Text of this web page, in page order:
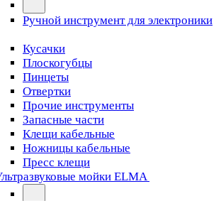
Ручной инструмент для электроники
Кусачки
Плоскогубцы
Пинцеты
Отвертки
Прочие инструменты
Запасные части
Клещи кабельные
Ножницы кабельные
Пресс клещи
мойки ELMA